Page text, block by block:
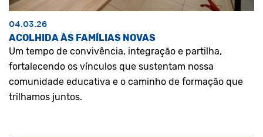
04.03.26
ACOLHIDA ÀS FAMÍLIAS NOVAS
Um tempo de convivência, integração e partilha,
fortalecendo os vínculos que sustentam nossa
comunidade educativa e o caminho de formação que
trilhamos juntos.